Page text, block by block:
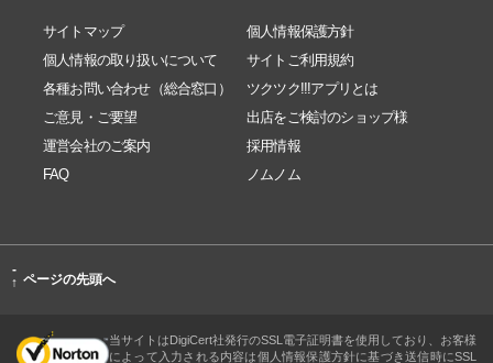
サイトマップ
個人情報保護方針
個人情報の取り扱いについて
サイトご利用規約
各種お問い合わせ（総合窓口）
ツクツク!!!アプリとは
ご意見・ご要望
出店をご検討のショップ様
運営会社のご案内
採用情報
FAQ
ノムノム
-
↑ ページの先頭へ
当サイトはDigiCert社発行のSSL電子証明書を使用しており、お客様
によって入力される内容は個人情報保護方針に基づき送信時にSSL